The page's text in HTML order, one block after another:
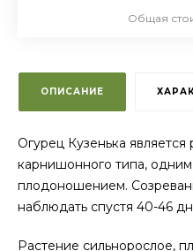
Общая
ОПИСАНИЕ
Огурец Кузенька
карнишонного типа,
плодоношением.
наблюдать спустя 40-46
Растение сильнорослое,